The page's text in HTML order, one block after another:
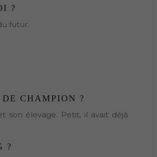
?
futur.
CHAMPION ?
son élevage. Petit, il avait déjà
?